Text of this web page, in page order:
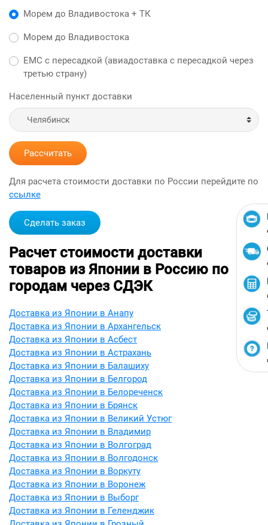
Морем до Владивостока + ТК
Морем до Владивостока
ЕМС с пересадкой (авиадоставка с пересадкой через
третью страну)
Населенный пункт доставки
Рассчитать
Для расчета стоимости доставки по России перейдите по
ссылке
Сделать заказ
Расчет стоимости доставки
товаров из Японии в Россию по
городам через СДЭК
Доставка из Японии в Анапу
Доставка из Японии в Архангельск
Доставка из Японии в Асбест
Доставка из Японии в Астрахань
Доставка из Японии в Балашиху
Доставка из Японии в Белгород
Доставка из Японии в Белореченск
Доставка из Японии в Брянск
Доставка из Японии в Великий Устюг
Доставка из Японии в Владимир
Доставка из Японии в Волгоград
Доставка из Японии в Волгодонск
Доставка из Японии в Воркуту
Доставка из Японии в Воронеж
Доставка из Японии в Выборг
Доставка из Японии в Геленджик